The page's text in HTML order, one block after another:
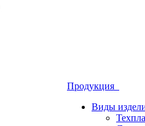
Продукция
Виды